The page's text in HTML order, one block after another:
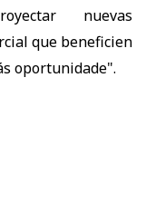
nuevas
que beneficien
oportunidade".